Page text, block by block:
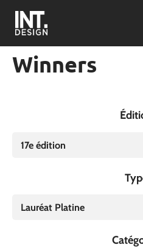
Winners
17e édition
Lauréat Platine